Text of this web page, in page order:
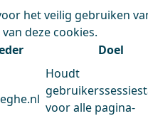
het veilig gebruiken
deze cookies.
Doel
Houdt
voor alle pagina-